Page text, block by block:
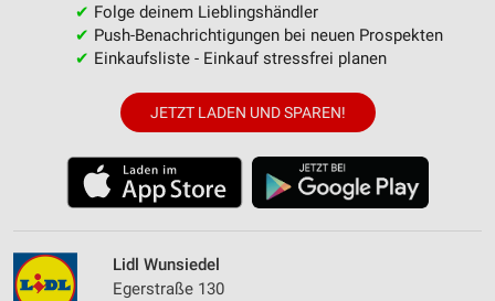
✔ Folge deinem Lieblingshändler
✔ Push-Benachrichtigungen bei neuen Prospekten
✔ Einkaufsliste - Einkauf stressfrei planen
JETZT LADEN UND SPAREN!
Lidl Wunsiedel
Egerstraße 130